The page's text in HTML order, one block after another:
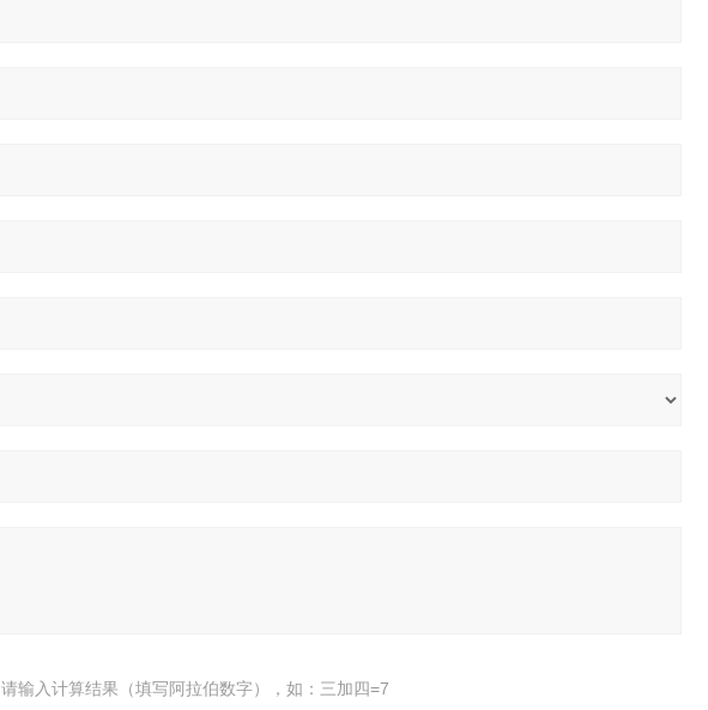
请输入计算结果（填写阿拉伯数字），如：三加四=7